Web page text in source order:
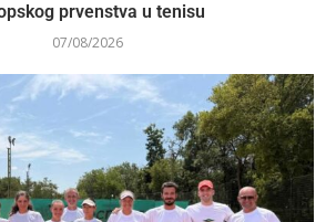
prvenstva u tenisu
07/08/2026